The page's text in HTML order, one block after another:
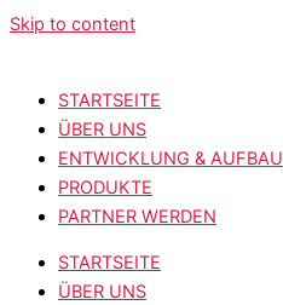
Skip to content
STARTSEITE
ÜBER UNS
ENTWICKLUNG & AUFBAU
PRODUKTE
PARTNER WERDEN
STARTSEITE
ÜBER UNS